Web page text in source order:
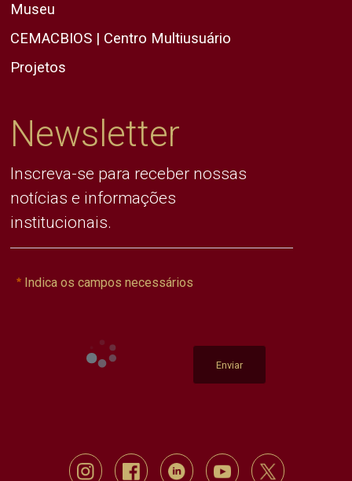
Museu
CEMACBIOS | Centro Multiusuário
Projetos
Newsletter
Inscreva-se para receber nossas
notícias e informações
institucionais.
Indica os campos necessários
Enviar